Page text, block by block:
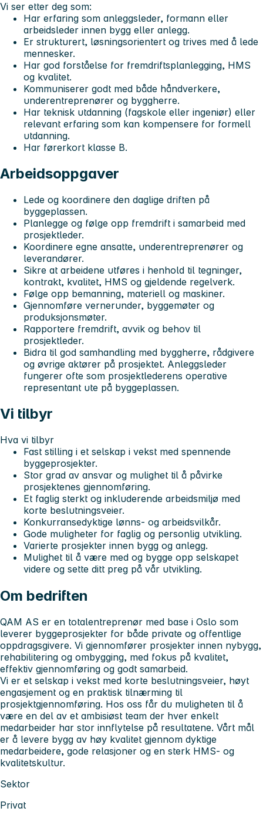
Vi ser etter deg som:
Har erfaring som anleggsleder, formann eller
arbeidsleder innen bygg eller anlegg.
Er strukturert, løsningsorientert og trives med å lede
mennesker.
Har god forståelse for fremdriftsplanlegging, HMS
og kvalitet.
Kommuniserer godt med både håndverkere,
underentreprenører og byggherre.
Har teknisk utdanning (fagskole eller ingeniør) eller
relevant erfaring som kan kompensere for formell
utdanning.
Har førerkort klasse B.
Arbeidsoppgaver
Lede og koordinere den daglige driften på
byggeplassen.
Planlegge og følge opp fremdrift i samarbeid med
prosjektleder.
Koordinere egne ansatte, underentreprenører og
leverandører.
Sikre at arbeidene utføres i henhold til tegninger,
kontrakt, kvalitet, HMS og gjeldende regelverk.
Følge opp bemanning, materiell og maskiner.
Gjennomføre vernerunder, byggemøter og
produksjonsmøter.
Rapportere fremdrift, avvik og behov til
prosjektleder.
Bidra til god samhandling med byggherre, rådgivere
og øvrige aktører på prosjektet. Anleggsleder
fungerer ofte som prosjektlederens operative
representant ute på byggeplassen.
Vi tilbyr
Hva vi tilbyr
Fast stilling i et selskap i vekst med spennende
byggeprosjekter.
Stor grad av ansvar og mulighet til å påvirke
prosjektenes gjennomføring.
Et faglig sterkt og inkluderende arbeidsmiljø med
korte beslutningsveier.
Konkurransedyktige lønns- og arbeidsvilkår.
Gode muligheter for faglig og personlig utvikling.
Varierte prosjekter innen bygg og anlegg.
Mulighet til å være med og bygge opp selskapet
videre og sette ditt preg på vår utvikling.
Om bedriften
QAM AS er en totalentreprenør med base i Oslo som
leverer byggeprosjekter for både private og offentlige
oppdragsgivere. Vi gjennomfører prosjekter innen nybygg,
rehabilitering og ombygging, med fokus på kvalitet,
effektiv gjennomføring og godt samarbeid.
Vi er et selskap i vekst med korte beslutningsveier, høyt
engasjement og en praktisk tilnærming til
prosjektgjennomføring. Hos oss får du muligheten til å
være en del av et ambisiøst team der hver enkelt
medarbeider har stor innflytelse på resultatene. Vårt mål
er å levere bygg av høy kvalitet gjennom dyktige
medarbeidere, gode relasjoner og en sterk HMS- og
kvalitetskultur.
Sektor
Privat